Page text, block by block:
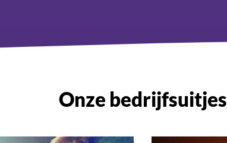
Onze bedrijfsuitjes